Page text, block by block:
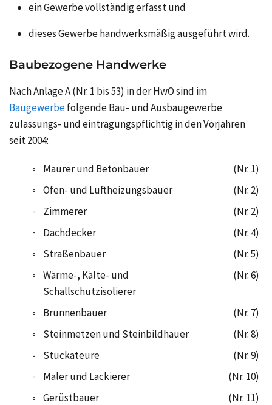
ein Gewerbe vollständig erfasst und
dieses Gewerbe handwerksmäßig ausgeführt wird.
Baubezogene Handwerke
Nach Anlage A (Nr. 1 bis 53) in der HwO sind im
Baugewerbefolgende Bau- und Ausbaugewerbe
zulassungs- und eintragungspflichtig in den Vorjahren
seit 2004:
◦ Maurer und Betonbauer
(Nr. 1)
◦ Ofen- und Luftheizungsbauer
(Nr. 2)
◦
Zimmerer
(Nr. 2)
◦
Dachdecker
(Nr. 4)
◦
Straßenbauer
(Nr. 5)
◦ Wärme-, Kälte- und
Schallschutzisolierer
(Nr. 6)
◦ Brunnenbauer
(Nr. 7)
◦
Steinmetzen und Steinbildhauer
(Nr. 8)
◦
Stuckateure
(Nr. 9)
◦
Maler und Lackierer
(Nr. 10)
◦ Gerüstbauer
(Nr. 11)